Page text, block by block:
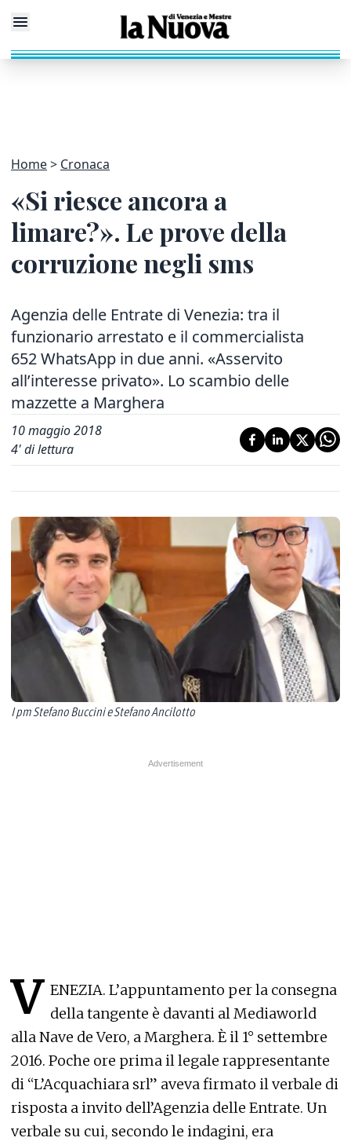
Home Cronaca
«Si riesce ancora a
limare?». Le prove della
corruzione negli sms
Agenzia delle Entrate di Venezia: tra il
funzionario arrestato e il commercialista
652 WhatsApp in due anni. «Asservito
all’interesse privato». Lo scambio delle
mazzette a Marghera
10 maggio 2018
4' di lettura
I pm Stefano Buccini e Stefano Ancilotto
V ENEZIA. L’appuntamento per la consegna
della tangente è davanti al Mediaworld
alla Nave de Vero, a Marghera. È il 1° settembre
2016. Poche ore prima il legale rappresentante
di “L’Acquachiara srl” aveva firmato il verbale di
risposta a invito dell’Agenzia delle Entrate. Un
verbale su cui, secondo le indagini, era